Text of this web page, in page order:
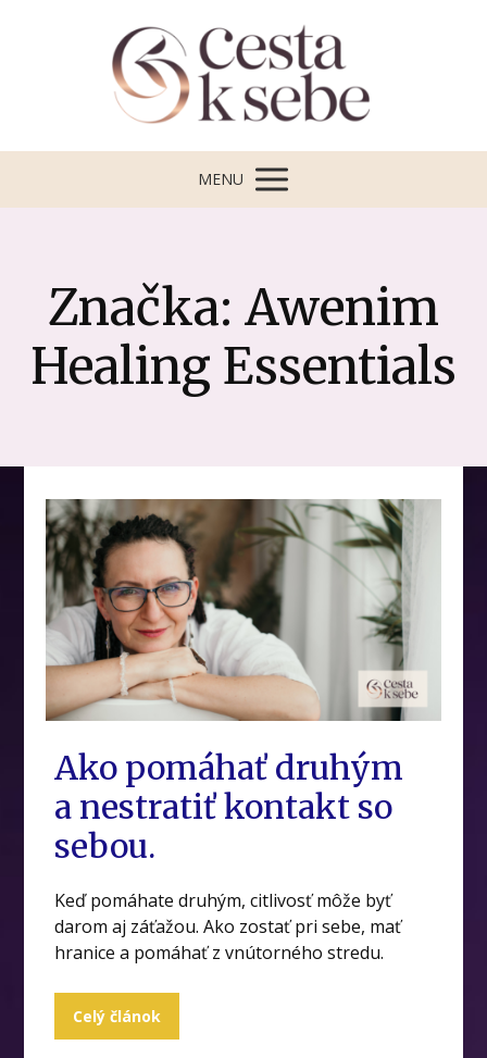
MENU
Značka: Awenim
Healing Essentials
Ako pomáhať druhým
a nestratiť kontakt so
sebou.
Keď pomáhate druhým, citlivosť môže byť
darom aj záťažou. Ako zostať pri sebe, mať
hranice a pomáhať z vnútorného stredu.
Celý článok